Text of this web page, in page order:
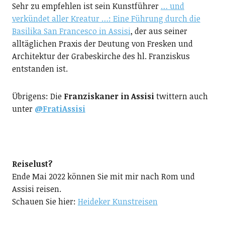
Sehr zu empfehlen ist sein Kunstführer … und
verkündet aller Kreatur …: Eine Führung durch die
Basilika San Francesco in Assisi, der aus seiner
alltäglichen Praxis der Deutung von Fresken und
Architektur der Grabeskirche des hl. Franziskus
entstanden ist.
Übrigens: Die Franziskaner in Assisitwittern auch
unter @FratiAssisi
Reiselust?
Ende Mai 2022 können Sie mit mir nach Rom und
Assisi reisen.
Schauen Sie hier: Heideker Kunstreisen